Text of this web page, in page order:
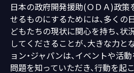
日本の政府開発援助(ＯＤＡ)政策
せるものにするためには、多くの
どもたちの現状に関心を持ち、
してくださることが、大きな力と
ョン・ジャパンは、イベントや活
問題を知っていただき、行動を起